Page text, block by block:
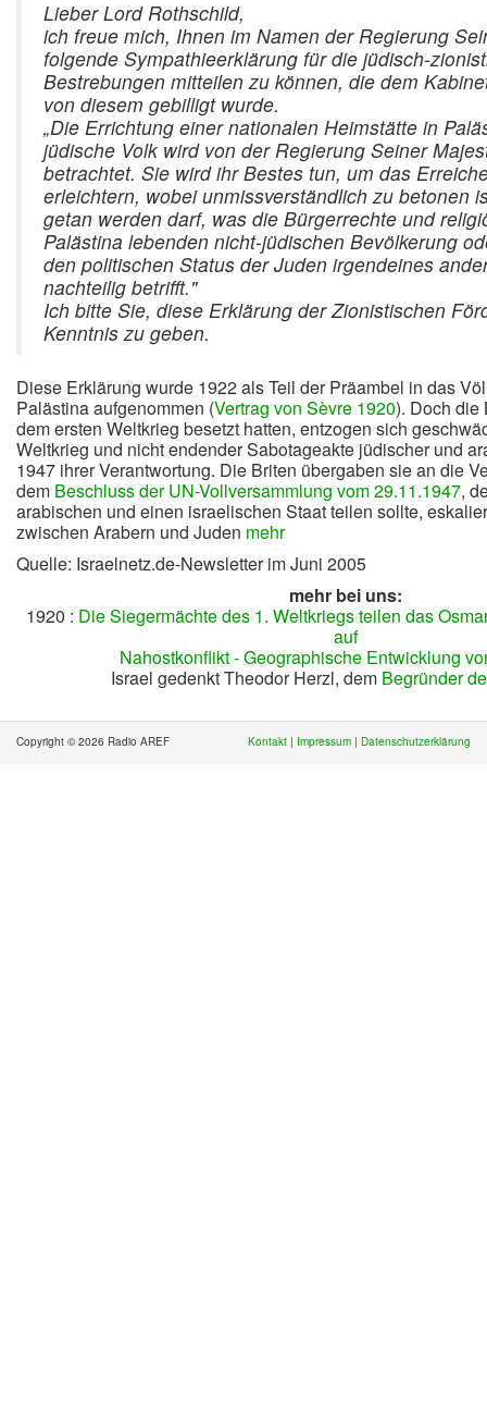
Lieber Lord Rothschild,
ich freue mich, Ihnen im Namen der Regierung
folgende Sympathieerklärung für die jüdisch-
Bestrebungen mitteilen zu können, die dem
von diesem gebilligt wurde.
„Die Errichtung einer nationalen Heimstätte in
jüdische Volk wird von der Regierung Seiner
betrachtet. Sie wird ihr Bestes tun, um das
erleichtern, wobei unmissverständlich zu betonen
getan werden darf, was die Bürgerrechte und
Palästina lebenden nicht-jüdischen Bevölkerung
den politischen Status der Juden irgendeines
nachteilig betrifft."
Ich bitte Sie, diese Erklärung der Zionistischen
Kenntnis zu geben.
Diese Erklärung wurde 1922 als Teil der Präambel in das
Palästina aufgenommen (Vertrag von Sèvre 1920). Doch die
dem ersten Weltkrieg besetzt hatten, entzogen sich
Weltkrieg und nicht endender Sabotageakte jüdischer und
1947 ihrer Verantwortung. Die Briten übergaben sie an die
dem Beschluss der UN-Vollversammlung vom 29.11.1947,
arabischen und einen israelischen Staat teilen sollte,
zwischen Arabern und Juden mehr
Quelle: Israelnetz.de-Newsletter im Juni 2005
mehr bei uns:
1920 : Die Siegermächte des 1. Weltkriegs teilen das
auf
Nahostkonflikt - Geographische Entwicklung
Israel gedenkt Theodor Herzl, dem Begründer
Copyright © 2026 Radio AREF Kontakt | Impressum | Datenschutzerklärung